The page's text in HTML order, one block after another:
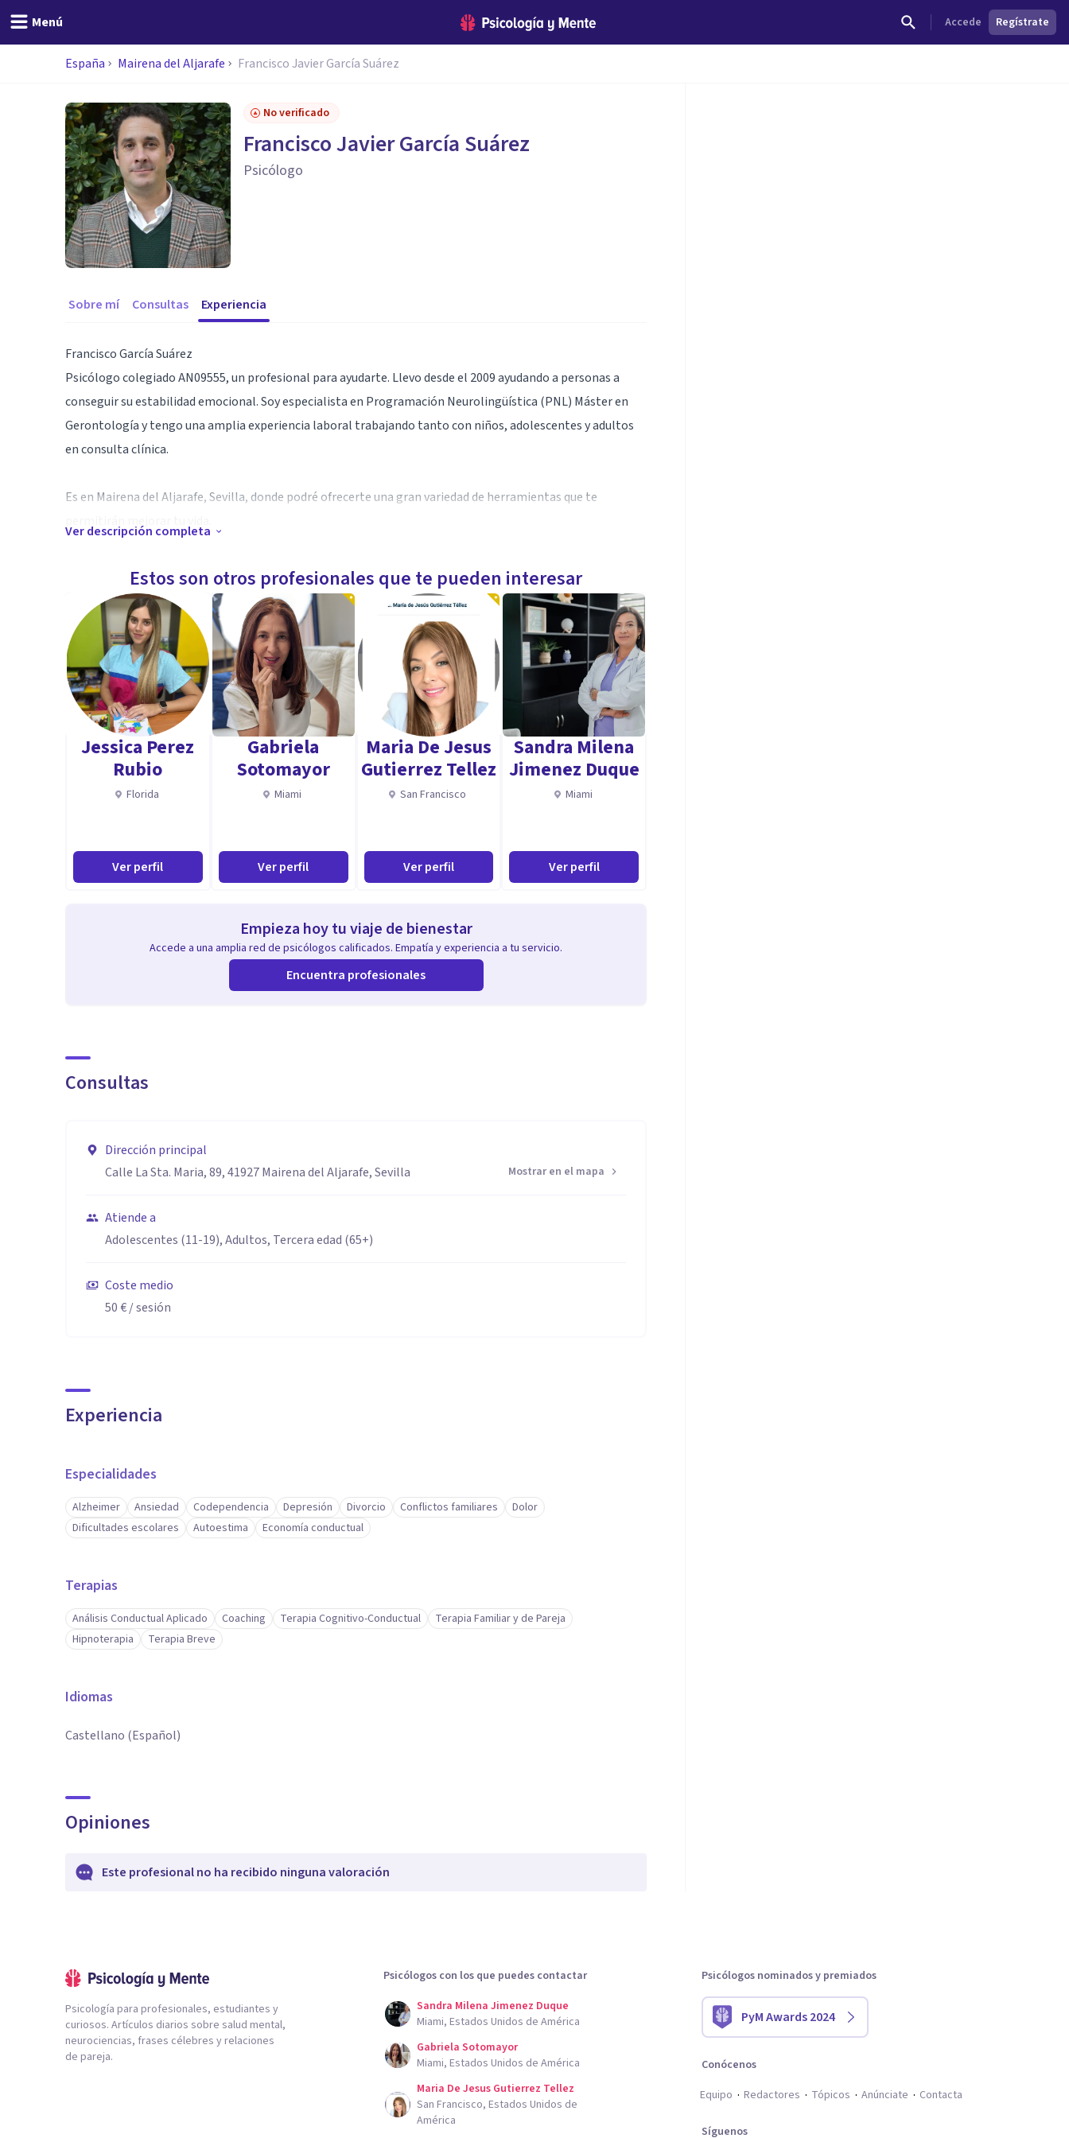
Menú Accede Regístrate
España Mairena del Aljarafe Francisco Javier García Suárez
No verificado
Francisco Javier García Suárez
Psicólogo
Sobre mí Consultas Experiencia
Francisco García Suárez
Psicólogo colegiado AN09555, un profesional para ayudarte. Llevo desde el 2009 ayudando a personas a
conseguir su estabilidad emocional. Soy especialista en Programación Neurolingüística (PNL) Máster en
Gerontología y tengo una amplia experiencia laboral trabajando tanto con niños, adolescentes y adultos
en consulta clínica.
Es en Mairena del Aljarafe, Sevilla, donde podré ofrecerte una gran variedad de herramientas que te
La vida puede llegar a ser difícil y quizás la ayuda de un Terapeuta puede mejorar las cosas. Me importa tu
bienestar, y cuento con las aptitudes necesarias para que sepas sacar provecho de cada día y enfrentar
cualquier circunstancia que se te presente por más traumática que sea.
Aptitudes
Soy licenciado en psicología, master en gerontología, practitioner en PNL (Programación
Neurolingüística) y experto en Hipnosis clínica.
Ver descripción completa
Estos son otros profesionales que te pueden interesar
Jessica Perez
Rubio
Florida
Ver perfil
Gabriela
Sotomayor
Miami
Ver perfil
Maria De Jesus
Gutierrez Tellez
San Francisco
Ver perfil
Sandra Milena
Jimenez Duque
Miami
Ver perfil
Empieza hoy tu viaje de bienestar
Accede a una amplia red de psicólogos calificados. Empatía y experiencia a tu servicio.
Encuentra profesionales
Consultas
Dirección principal
Calle La Sta. Maria, 89, 41927 Mairena del Aljarafe, Sevilla
Mostrar en el mapa
Atiende a
Adolescentes (11-19), Adultos, Tercera edad (65+)
Coste medio
50 €/ sesión
Experiencia
Especialidades
Alzheimer Ansiedad Codependencia Depresión Divorcio Conflictos familiares
Dolor
Dificultades escolares
Autoestima Economía conductual
Terapias
Análisis Conductual Aplicado Coaching Terapia Cognitivo-Conductual
Terapia Familiar y de Pareja
Hipnoterapia
Terapia Breve
Idiomas
Castellano (Español)
Opiniones
Este profesional no ha recibido ninguna valoración
Psicología para profesionales, estudiantes y
curiosos. Artículos diarios sobre salud mental,
neurociencias, frases célebres y relaciones
de pareja.
Psicólogos con los que puedes contactar
Sandra Milena Jimenez Duque
Miami, Estados Unidos de América
Gabriela Sotomayor
Miami, Estados Unidos de América
Maria De Jesus Gutierrez Tellez
San Francisco, Estados Unidos de
América
Psicólogos nominados y premiados
PyM Awards 2024
Conócenos
Equipo
Redactores Tópicos Anúnciate Contacta
Síguenos